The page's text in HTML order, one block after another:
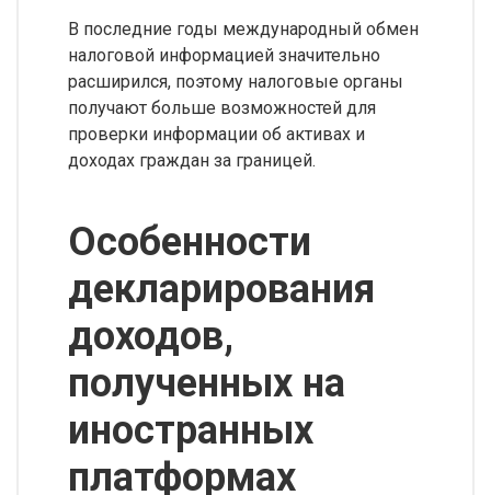
В последние годы международный обмен
налоговой информацией значительно
расширился, поэтому налоговые органы
получают больше возможностей для
проверки информации об активах и
доходах граждан за границей.
Особенности
декларирования
доходов,
полученных на
иностранных
платформах